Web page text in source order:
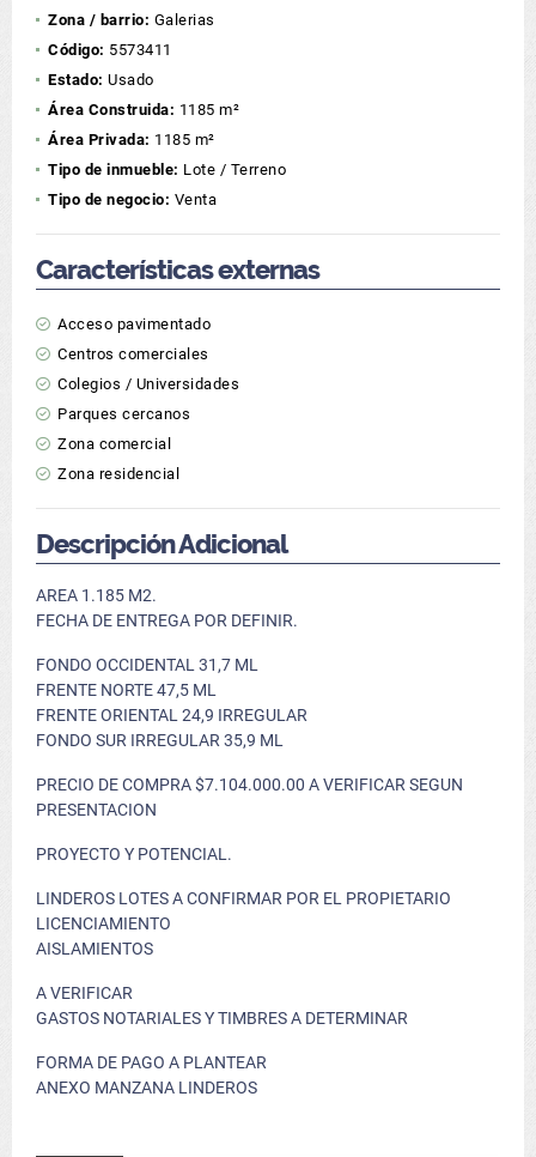
Zona / barrio: Galerias
Código: 5573411
Estado: Usado
Área Construida: 1185 m²
Área Privada: 1185 m²
Tipo de inmueble: Lote / Terreno
Tipo de negocio: Venta
Características externas
Acceso pavimentado
Centros comerciales
Colegios / Universidades
Parques cercanos
Zona comercial
Zona residencial
Descripción Adicional
AREA 1.185 M2.
FECHA DE ENTREGA POR DEFINIR.
FONDO OCCIDENTAL 31,7 ML
FRENTE NORTE 47,5 ML
FRENTE ORIENTAL 24,9 IRREGULAR
FONDO SUR IRREGULAR 35,9 ML
PRECIO DE COMPRA $7.104.000.00 A VERIFICAR SEGUN
PRESENTACION
PROYECTO Y POTENCIAL.
LINDEROS LOTES A CONFIRMAR POR EL PROPIETARIO
LICENCIAMIENTO
AISLAMIENTOS
A VERIFICAR
GASTOS NOTARIALES Y TIMBRES A DETERMINAR
FORMA DE PAGO A PLANTEAR
ANEXO MANZANA LINDEROS